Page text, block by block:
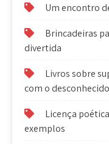
Um encontro
Brincadeiras
divertida
Livros sobre
com o desconhecido
Licença
exemplos